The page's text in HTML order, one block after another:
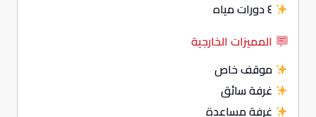
المميزات الخارجية
موقف خاص
غرفة سائق
غرفة مساعدة